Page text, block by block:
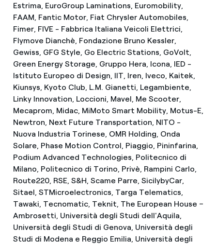
Estrima, EuroGroup Laminations, Euromobility,
FAAM, Fantic Motor, Fiat Chrysler Automobiles,
Fimer, FIVE - Fabbrica Italiana Veicoli Elettrici,
Flymove Dianchè, Fondazione Bruno Kessler,
Gewiss, GFG Style, Go Electric Stations, GoVolt,
Green Energy Storage, Gruppo Hera, Icona, IED -
Istituto Europeo di Design, IIT, Iren, Iveco, Kaitek,
Kiunsys, Kyoto Club, L.M. Gianetti, Legambiente,
Linky Innovation, Loccioni, Mavel, Me Scooter,
Mecaprom, Midac, MiMoto Smart Mobility, Motus-E,
Newtron, Next Future Transportation, NITO -
Nuova Industria Torinese, OMR Holding, Onda
Solare, Phase Motion Control, Piaggio, Pininfarina,
Podium Advanced Technologies, Politecnico di
Milano, Politecnico di Torino, Privè, Rampini Carlo,
Route220, RSE, S&H, Scame Parre, SicilybyCar,
Sitael, STMicroelectronics, Targa Telematics,
Tawaki, Tecnomatic, Teknit, The European House –
Ambrosetti, Università degli Studi dell'Aquila,
Università degli Studi di Genova, Università degli
Studi di Modena e Reggio Emilia, Università degli